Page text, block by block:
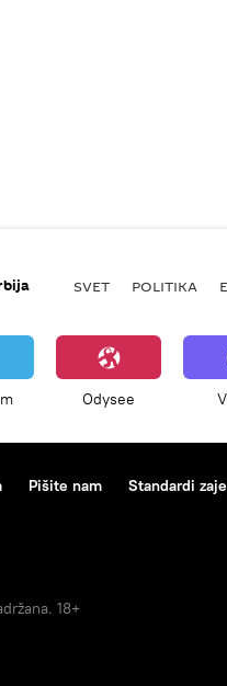
SVET POLITIKA
Odysee
Pišite nam Standardi
18+